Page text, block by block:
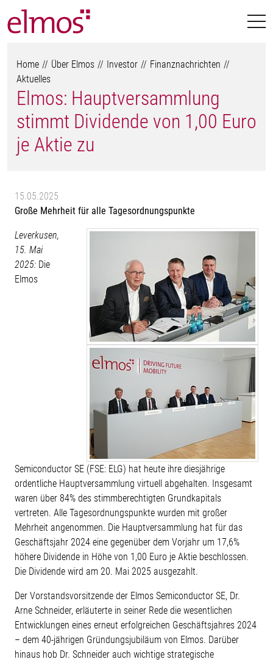
Home Über Elmos Investor
Finanznachrichten
Aktuelles
Elmos: Hauptversammlung
stimmt Dividende von 1,00 Euro
je Aktie zu
15.05.2025
Große Mehrheit für alle Tagesordnungspunkte
Leverkusen,
15. Mai
2025: Die
Elmos
Semiconductor SE (FSE: ELG) hat heute ihre diesjährige
ordentliche Hauptversammlung virtuell abgehalten. Insgesamt
waren über 84% des stimmberechtigten Grundkapitals
vertreten. Alle Tagesordnungspunkte wurden mit großer
Mehrheit angenommen. Die Hauptversammlung hat für das
Geschäftsjahr 2024 eine gegenüber dem Vorjahr um 17,6%
höhere Dividende in Höhe von 1,00 Euro je Aktie beschlossen.
Die Dividende wird am 20. Mai 2025 ausgezahlt.
Der Vorstandsvorsitzende der Elmos Semiconductor SE, Dr.
Arne Schneider, erläuterte in seiner Rede die wesentlichen
Entwicklungen eines erneut erfolgreichen Geschäftsjahres 2024
– dem 40-jährigen Gründungsjubiläum von Elmos. Darüber
hinaus hob Dr. Schneider auch wichtige strategische